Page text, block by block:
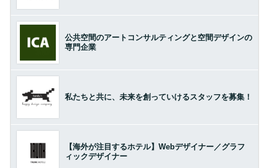
公共空間のアートコンサルティングと空間デザインの
専門企業
私たちと共に、未来を創っていけるスタッフを募集！
【海外が注目するホテル】Webデザイナー／グラフ
ィックデザイナー